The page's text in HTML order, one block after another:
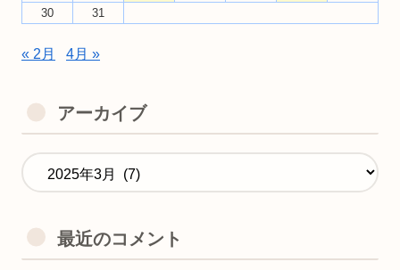
30
31
« 2月 4月 »
アーカイブ
最近のコメント